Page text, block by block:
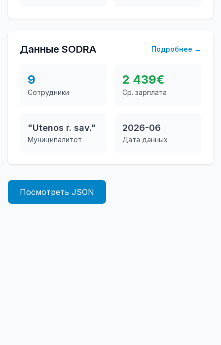
Данные SODRA Подробнее →
9
Сотрудники
2 439€
Ср. зарплата
"Utenos r. sav."
Муниципалитет
2026-06
Дата данных
Посмотреть JSON